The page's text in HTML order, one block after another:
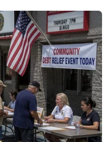
nghiêm trọng khi
1,37 độ C
biển dâng,
thời tiết cực